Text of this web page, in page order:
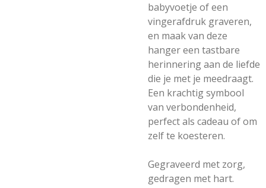
babyvoetje of een
vingerafdruk graveren,
en maak van deze
hanger een tastbare
herinnering aan de liefde
die je met je meedraagt.
Een krachtig symbool
van verbondenheid,
perfect als cadeau of om
zelf te koesteren.
Gegraveerd met zorg,
gedragen met hart.